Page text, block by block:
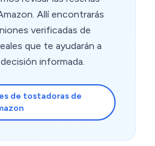
Allí encontrarás
verificadas de
que te ayudarán a
informada.
de tostadoras de